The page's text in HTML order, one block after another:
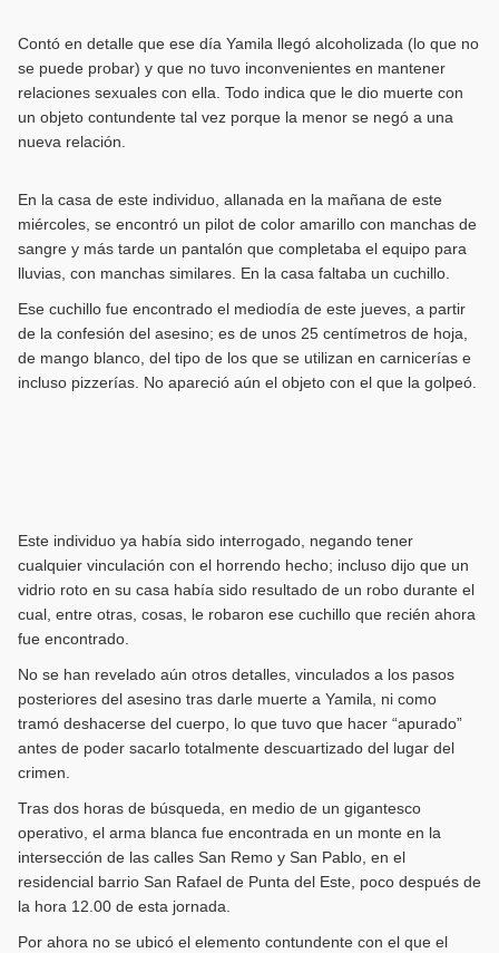
Contó en detalle que ese día Yamila llegó alcoholizada (lo que no
se puede probar) y que no tuvo inconvenientes en mantener
relaciones sexuales con ella. Todo indica que le dio muerte con
un objeto contundente tal vez porque la menor se negó a una
nueva relación.
En la casa de este individuo, allanada en la mañana de este
miércoles, se encontró un pilot de color amarillo con manchas de
sangre y más tarde un pantalón que completaba el equipo para
lluvias, con manchas similares. En la casa faltaba un cuchillo.
Ese cuchillo fue encontrado el mediodía de este jueves, a partir
de la confesión del asesino; es de unos 25 centímetros de hoja,
de mango blanco, del tipo de los que se utilizan en carnicerías e
incluso pizzerías. No apareció aún el objeto con el que la golpeó.
Este individuo ya había sido interrogado, negando tener
cualquier vinculación con el horrendo hecho; incluso dijo que un
vidrio roto en su casa había sido resultado de un robo durante el
cual, entre otras, cosas, le robaron ese cuchillo que recién ahora
fue encontrado.
No se han revelado aún otros detalles, vinculados a los pasos
posteriores del asesino tras darle muerte a Yamila, ni como
tramó deshacerse del cuerpo, lo que tuvo que hacer “apurado”
antes de poder sacarlo totalmente descuartizado del lugar del
crimen.
Tras dos horas de búsqueda, en medio de un gigantesco
operativo, el arma blanca fue encontrada en un monte en la
intersección de las calles San Remo y San Pablo, en el
residencial barrio San Rafael de Punta del Este, poco después de
la hora 12.00 de esta jornada.
Por ahora no se ubicó el elemento contundente con el que el